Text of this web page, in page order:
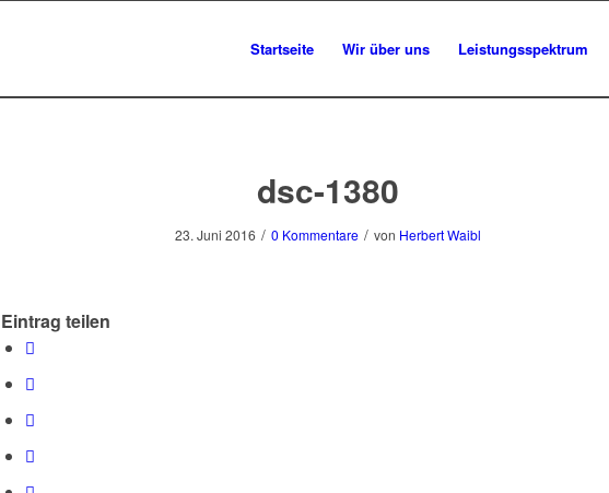
Startseite Wir über uns Leistungsspektrum
dsc-1380
23. Juni 2016 / 0 Kommentare / von Herbert Waibl
Eintrag teilen